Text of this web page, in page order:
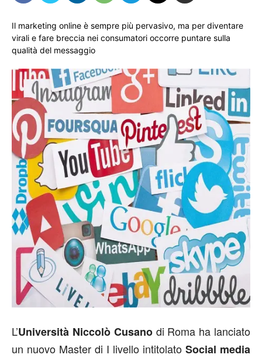
Il marketing online è sempre più pervasivo, ma per diventare
virali e fare breccia nei consumatori occorre puntare sulla
qualità del messaggio
L’Università Niccolò Cusanodi Roma ha lanciato
un nuovo Master di I livello intitolato Social media